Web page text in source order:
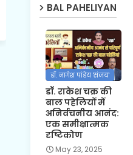
BAL PAHELIYAN
डॉ. नागेश पांडेय 'संजय'
डॉ. राकेश चक्र की
बाल पहेलियों में
अनिर्वचनीय आनंद:
एक समीक्षात्मक
दृष्टिकोण
May 23, 2025